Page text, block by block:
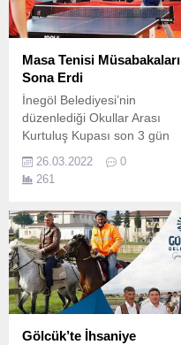
Şampiyonası'nın üçüncü
ayak yarışlarını başarıyla
tamamladı.
Masa Tenisi Müsabakaları
Sona Erdi
İnegöl Belediyesi’nin
düzenlediği Okullar Arası
Kurtuluş Kupası son 3 gün
26.03.2022
0
261
Gölcük’te İhsaniye